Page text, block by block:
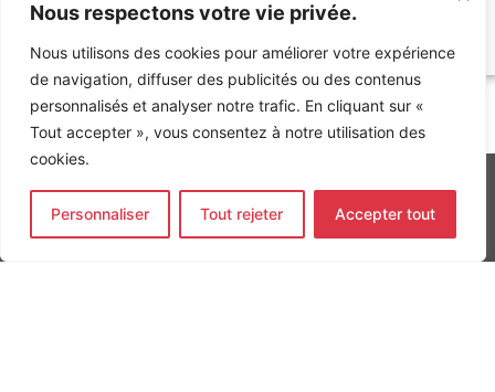
Nous respectons votre vie privée.
Nous utilisons des cookies pour améliorer votre expérience
de navigation, diffuser des publicités ou des contenus
personnalisés et analyser notre trafic. En cliquant sur «
Tout accepter », vous consentez à notre utilisation des
cookies.
Personnaliser Tout rejeter Accepter tout
électricité
Accueil»Références»LYCEE – AVENUE DE L’EUROPE A
DAMMARTIN EN GOËLE
INGÉNIERIE DE L’ÉNERGIE ET DE L’ENVIRONNEMENT